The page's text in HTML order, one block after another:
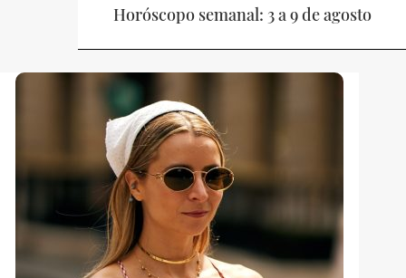
Horóscopo semanal: 3 a 9 de agosto